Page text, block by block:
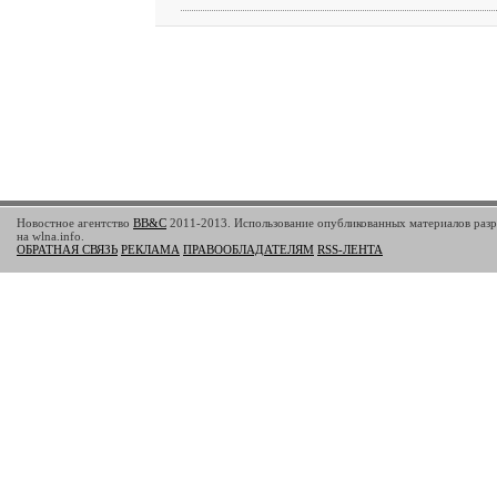
Новостное агентство BB&C 2011-2013. Использование опубликованных материалов
на wlna.info.
ОБРАТНАЯ СВЯЗЬ РЕКЛАМА ПРАВООБЛАДАТЕЛЯМ RSS-ЛЕНТА